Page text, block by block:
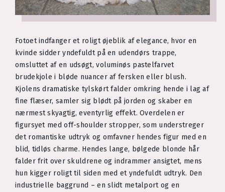
Fotoet indfanger et roligt øjeblik af elegance, hvor en
kvinde sidder yndefuldt på en udendørs trappe,
omsluttet af en udsøgt, voluminøs pastelfarvet
brudekjole i bløde nuancer af fersken eller blush.
Kjolens dramatiske tylskørt falder omkring hende i lag af
fine flæser, samler sig blødt på jorden og skaber en
nærmest skyagtig, eventyrlig effekt. Overdelen er
figursyet med off-shoulder stropper, som understreger
det romantiske udtryk og omfavner hendes figur med en
blid, tidløs charme. Hendes lange, bølgede blonde hår
falder frit over skuldrene og indrammer ansigtet, mens
hun kigger roligt til siden med et yndefuldt udtryk. Den
industrielle baggrund – en slidt metalport og en